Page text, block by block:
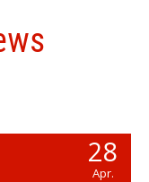
28
Apr.